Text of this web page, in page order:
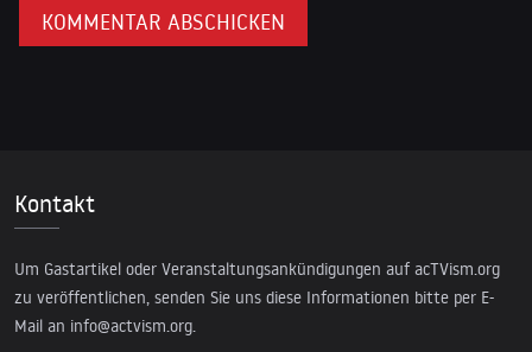
Kontakt
Um Gastartikel oder Veranstaltungsankündigungen auf acTVism.org
zu veröffentlichen, senden Sie uns diese Informationen bitte per E-
Mail an info@actvism.org.